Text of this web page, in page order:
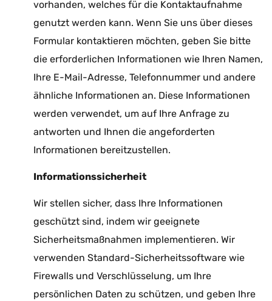
vorhanden, welches für die Kontaktaufnahme
genutzt werden kann. Wenn Sie uns über dieses
Formular kontaktieren möchten, geben Sie bitte
die erforderlichen Informationen wie Ihren Namen,
Ihre E-Mail-Adresse, Telefonnummer und andere
ähnliche Informationen an. Diese Informationen
werden verwendet, um auf Ihre Anfrage zu
antworten und Ihnen die angeforderten
Informationen bereitzustellen.
Informationssicherheit
Wir stellen sicher, dass Ihre Informationen
geschützt sind, indem wir geeignete
Sicherheitsmaßnahmen implementieren. Wir
verwenden Standard-Sicherheitssoftware wie
Firewalls und Verschlüsselung, um Ihre
persönlichen Daten zu schützen, und geben Ihre